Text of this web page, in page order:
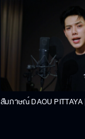
สัมภาษณ์ DAOU PITTAYA